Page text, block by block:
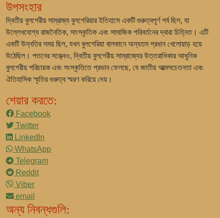
উপসংহার
দ্বিতীয় বুলগেরীয় সাম্রাজ্য বুলগেরিয়ার ইতিহাসে একটি গুরুত্বপূর্ণ পর্ব ছিল, যা
উল্লেখযোগ্য রাজনৈতিক, সাংস্কৃতিক এবং সামাজিক পরিবর্তনের দ্বারা চিহ্নিত। এটি
একটি উন্নতির সময় ছিল, যখন বুলগেরিয়া বালকানে অন্যতম প্রধান খেলোয়াড় হয়ে
উঠেছিল। পতনের সত্ত্বেও, দ্বিতীয় বুলগেরীয় সাম্রাজ্যের উত্তরাধিকার আধুনিক
বুলগেরীয় পরিচায়ক এবং সংস্কৃতিতে প্রভাব ফেলছে, যে জাতীয় আত্মসচেতনতা এবং
ঐতিহাসিক স্মৃতির গুরুত্ব স্মরণ করিয়ে দেয়।
শেয়ার করতে:
Facebook
Twitter
LinkedIn
WhatsApp
Telegram
Reddit
Viber
email
অন্য নিবন্ধগুলি: